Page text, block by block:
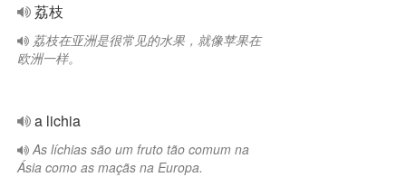
荔枝
荔枝在亚洲是很常见的水果，就像苹果在
欧洲一样。
a lichia
As líchias são um fruto tão comum na
Ásia como as maçãs na Europa.